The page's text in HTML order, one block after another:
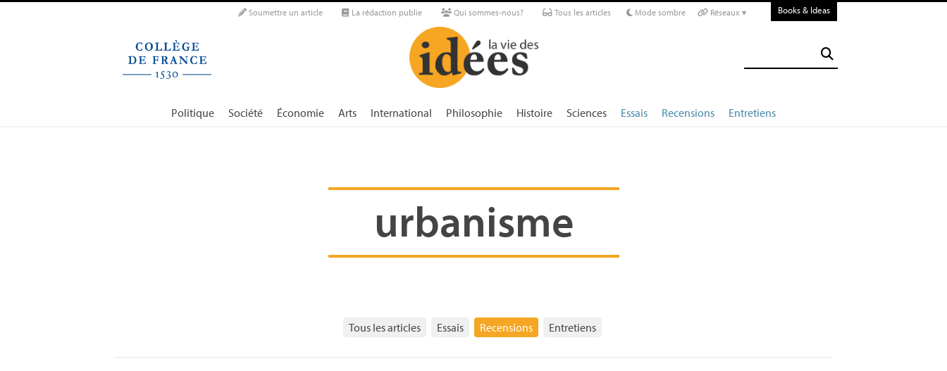
Soumettre un article La rédaction publie Qui sommes-nous? Tous les articles Mode sombre Réseaux ▾ Books & Ideas
Politique Société Économie Arts International Philosophie Histoire Sciences Essais Recensions Entretiens
urbanisme
Tous les articles Essais Recensions Entretiens